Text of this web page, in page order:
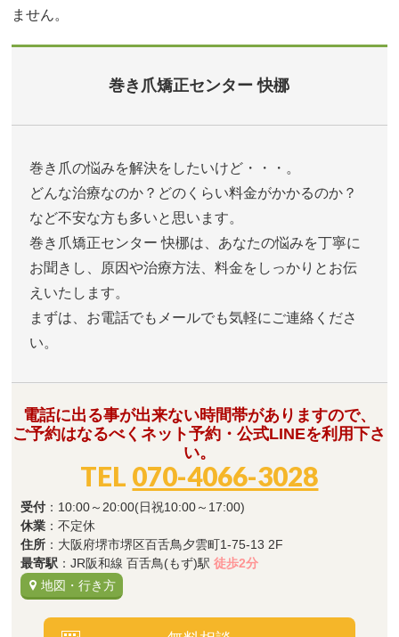
ません。
巻き爪矯正センター 快梛
巻き爪の悩みを解決をしたいけど・・・。
どんな治療なのか？どのくらい料金がかかるのか？
など不安な方も多いと思います。
巻き爪矯正センター 快梛は、あなたの悩みを丁寧に
お聞きし、原因や治療方法、料金をしっかりとお伝
えいたします。
まずは、お電話でもメールでも気軽にご連絡くださ
い。
電話に出る事が出来ない時間帯がありますので、
ご予約はなるべくネット予約・公式LINEを利用下さ
い。
TEL 070-4066-3028
受付 ：10:00～20:00(日祝10:00～17:00)
休業 ：不定休
住所 ：大阪府堺市堺区百舌鳥夕雲町1-75-13 2F
最寄駅 ：JR阪和線 百舌鳥(もず)駅徒歩2分
地図・行き方